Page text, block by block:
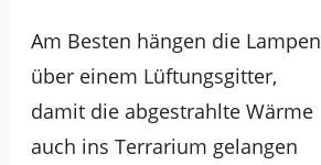
Am Besten hängen die Lampen
über einem Lüftungsgitter,
damit die abgestrahlte Wärme
auch ins Terrarium gelangen